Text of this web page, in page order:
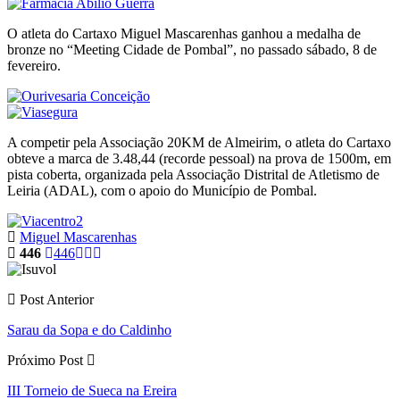
O atleta do Cartaxo Miguel Mascarenhas ganhou a medalha de
bronze no “Meeting Cidade de Pombal”, no passado sábado, 8 de
fevereiro.
A competir pela Associação 20KM de Almeirim, o atleta do Cartaxo
obteve a marca de 3.48,44 (recorde pessoal) na prova de 1500m, em
pista coberta, organizada pela Associação Distrital de Atletismo de
Leiria (ADAL), com o apoio do Município de Pombal.
Miguel Mascarenhas
446
446
Post Anterior
Sarau da Sopa e do Caldinho
Próximo Post
III Torneio de Sueca na Ereira